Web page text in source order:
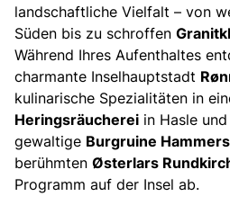
landschaftliche Vielfalt – von
Süden bis zu schroffen
Während Ihres Aufenthaltes
charmante Inselhauptstadt
kulinarische Spezialitäten in
Heringsräucherei in Hasle
gewaltige Burgruine
berühmten Østerlars
Programm auf der Insel ab.